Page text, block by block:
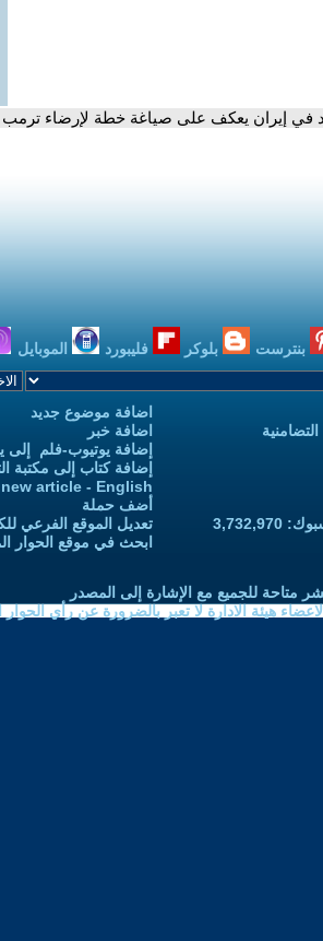
في إيران يعكف على صياغة خطة لإرضاء ترمب
بنترست بلوكر فليبورد الموبايل
اضافة موضوع جديد
اضافة خبر
إضافة يوتيوب-فلم إلى
إضافة كتاب إلى مكتبة
article - English
أضف حملة
تعديل الموقع الفرعي
ابحث في موقع الحوار
متاحة للجميع مع الإشارة إلى المصدر
هيئة الادارة لا تعبر بالضرورة عن رأي الحوار